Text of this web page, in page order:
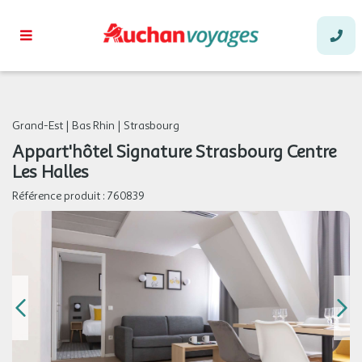
Grand-Est | Bas Rhin | Strasbourg
Appart'hôtel Signature Strasbourg Centre
Les Halles
Référence produit : 760839